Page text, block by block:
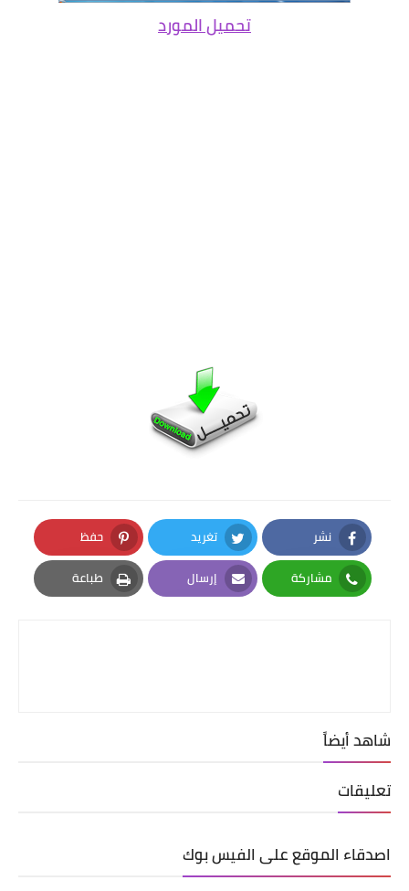
تحميل المورد
نشر
Facebook
تغريد
Twitter
حفظ
Pinterest
مشاركة
Whatsapp
إرسال
Email
طباعة
Print
شاهد أيضاً
تعليقات
اصدقاء الموقع على الفيس بوك